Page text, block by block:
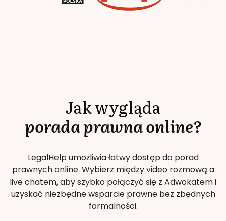
Jak wygląda
porada prawna online?
LegalHelp umożliwia łatwy dostęp do porad
prawnych online. Wybierz między video rozmową a
live chatem, aby szybko połączyć się z Adwokatem i
uzyskać niezbędne wsparcie prawne bez zbędnych
formalności.